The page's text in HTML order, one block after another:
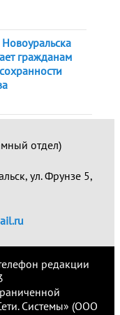
гражданам
отдел)
ул. Фрунзе 5,
редакции
Системы» (ООО